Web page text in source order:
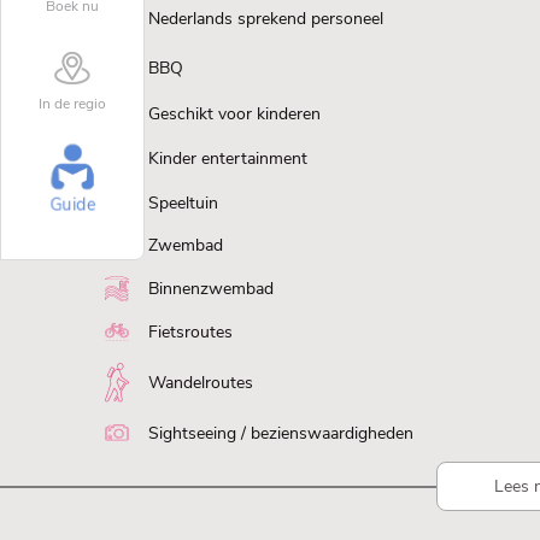
Nederlands sprekend personeel
BBQ
Geschikt voor kinderen
Kinder entertainment
Speeltuin
Zwembad
Binnenzwembad
Fietsroutes
Wandelroutes
Sightseeing / bezienswaardigheden
Lees
Boek nu
In de regio
Guide